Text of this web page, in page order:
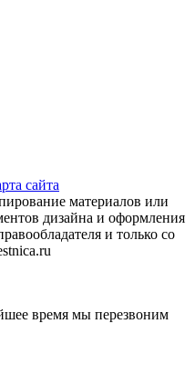
сайта
материалов или
дизайна и оформления
и только со
время мы перезвоним